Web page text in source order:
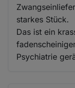
starkes Stück.
Das ist ein
Psychiatrie